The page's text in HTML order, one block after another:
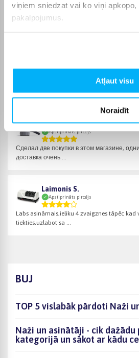
viņiem sniedzat vai ko viņi apkopo,
pakalpojumus.
Atļaut visu
Noraidīt
Pircēju
Оптимальное соотношение цены,
меня есть китайски ...
Zanna M.
Apstiprināts pircējs
Сделал две покупки в этом магазине,
доставка очень ...
Laimonis S.
Apstiprināts pircējs
Labs asināmais,ieliku 4 zvaigznes tāpēc kad
tiekties,uzlabot sa ...
BUJ
TOP 5 vislabāk pārdoti Naži
Naži un asinātāji - cik dažādu
kategorijā un sākot ar kādu